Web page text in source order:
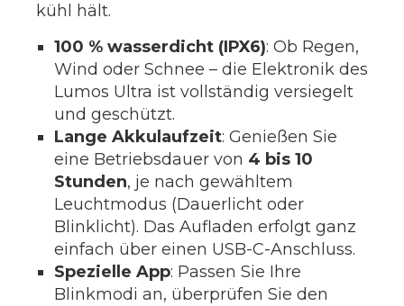
kühl hält.
100 % wasserdicht (IPX6): Ob Regen,
Wind oder Schnee – die Elektronik des
Lumos Ultra ist vollständig versiegelt
und geschützt.
Lange Akkulaufzeit: Genießen Sie
eine Betriebsdauer von 4 bis 10
Stunden, je nach gewähltem
Leuchtmodus (Dauerlicht oder
Blinklicht). Das Aufladen erfolgt ganz
einfach über einen USB-C-Anschluss.
Spezielle App: Passen Sie Ihre
Blinkmodi an, überprüfen Sie den